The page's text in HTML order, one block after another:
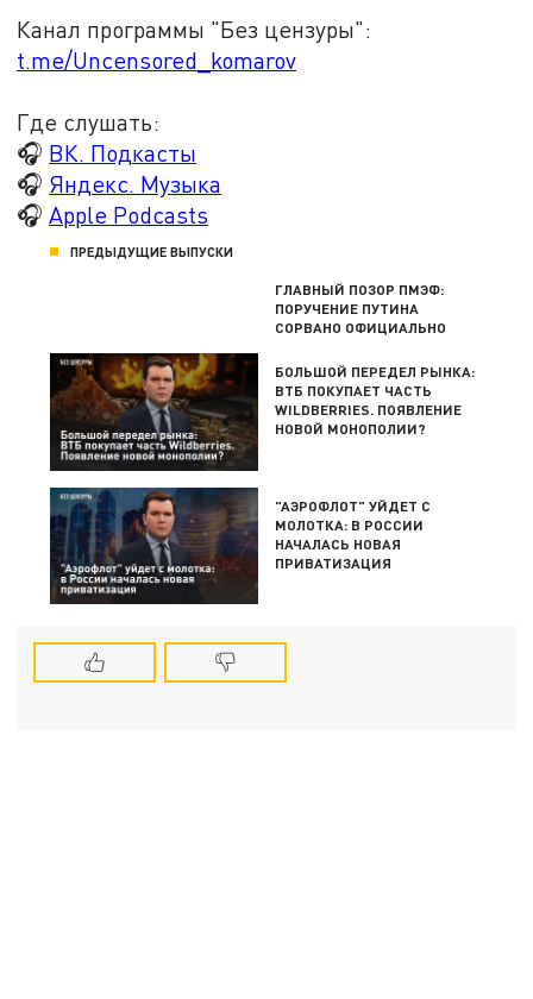
Канал программы "Без цензуры":
t.me/Uncensored_komarov
Где слушать:
🎧 ВК. Подкасты
🎧 Яндекс. Музыка
🎧Apple Podcasts
ПРЕДЫДУЩИЕ ВЫПУСКИ
ГЛАВНЫЙ ПОЗОР ПМЭФ:
ПОРУЧЕНИЕ ПУТИНА
СОРВАНО ОФИЦИАЛЬНО
БОЛЬШОЙ ПЕРЕДЕЛ РЫНКА:
ВТБ ПОКУПАЕТ ЧАСТЬ
WILDBERRIES. ПОЯВЛЕНИЕ
НОВОЙ МОНОПОЛИИ?
"АЭРОФЛОТ" УЙДЕТ С
МОЛОТКА: В РОССИИ
НАЧАЛАСЬ НОВАЯ
ПРИВАТИЗАЦИЯ